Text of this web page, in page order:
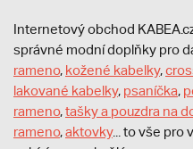
Internetový obchod
správné modní doplňky pro
rameno, kožené kabelky,
lakované kabelky, psaníčka,
rameno,tašky a pouzdra na
rameno,aktovky... to vše pro